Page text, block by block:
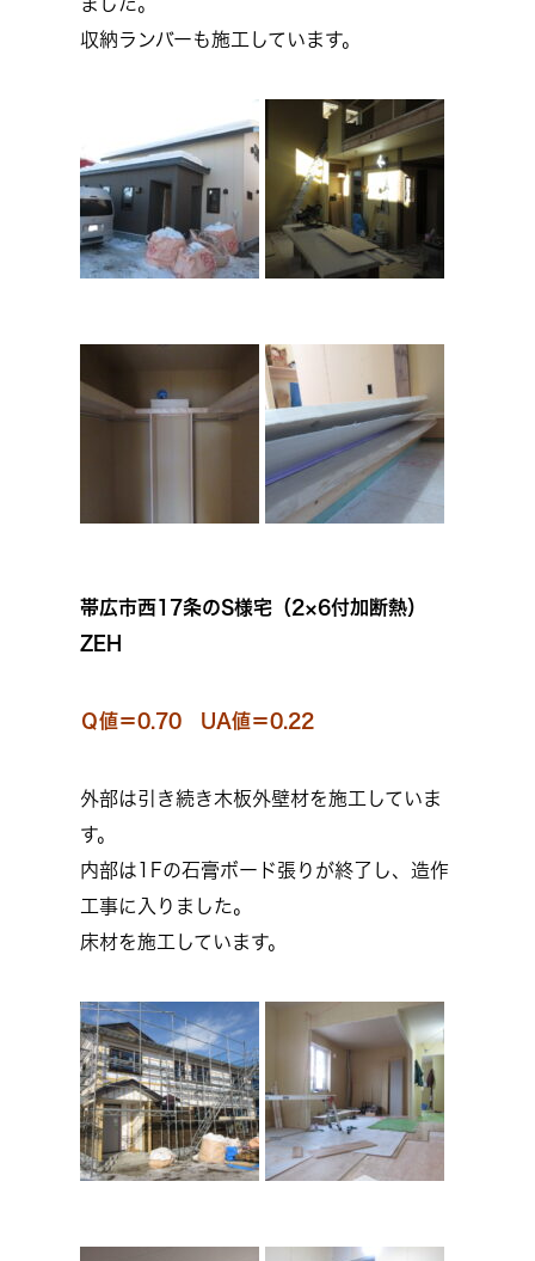
収納ランバーも施工しています。
帯広市西17条のS様宅（2×6付加断熱）
ZEH
Ｑ値＝0.70 UA値＝0.22
外部は引き続き木板外壁材を施工していま
す。
内部は1Fの石膏ボード張りが終了し、造作
工事に入りました。
床材を施工しています。